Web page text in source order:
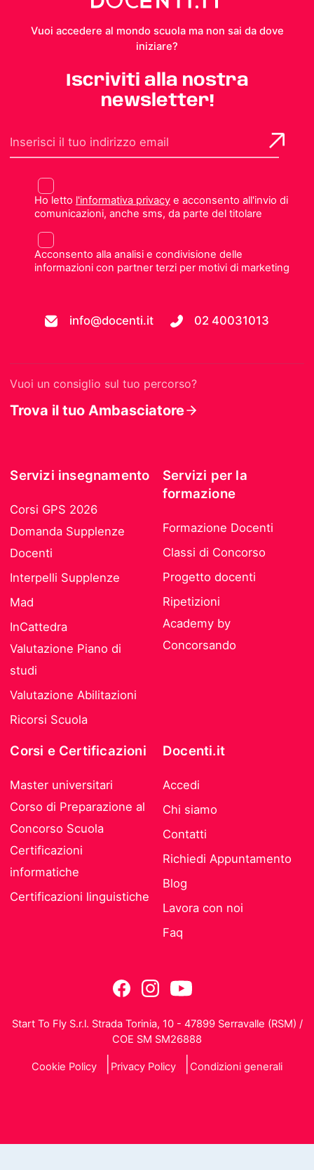
Vuoi accedere al mondo scuola ma non sai da dove
iniziare?
Iscriviti alla nostra
newsletter!
Ho letto l'informativa privacye acconsento all'invio di
comunicazioni, anche sms, da parte del titolare
Acconsento alla analisi e condivisione delle
informazioni con partner terzi per motivi di marketing
info@docenti.it 02 40031013
Vuoi un consiglio sul tuo percorso?
Trova il tuo Ambasciatore
Servizi insegnamento
Corsi GPS 2026
Domanda Supplenze
Docenti
Interpelli Supplenze
Mad
InCattedra
Valutazione Piano di
studi
Valutazione Abilitazioni
Ricorsi Scuola
Servizi per la
formazione
Formazione Docenti
Classi di Concorso
Progetto docenti
Ripetizioni
Academy by
Concorsando
Corsi e Certificazioni
Master universitari
Corso di Preparazione al
Concorso Scuola
Certificazioni
informatiche
Certificazioni linguistiche
Docenti.it
Accedi
Chi siamo
Contatti
Richiedi Appuntamento
Blog
Lavora con noi
Faq
Start To Fly S.r.l. Strada Torinia, 10 - 47899 Serravalle (RSM) /
COE SM SM26888
Cookie Policy Privacy Policy Condizioni generali